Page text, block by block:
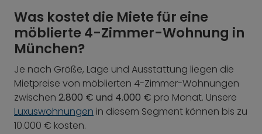
Was kostet die Miete für eine
möblierte 4-Zimmer-Wohnung in
München?
Je nach Größe, Lage und Ausstattung liegen die
Mietpreise von möblierten 4-Zimmer-Wohnungen
zwischen 2.800 € und 4.000 € pro Monat. Unsere
Luxuswohnungen in diesem Segment können bis zu
10.000 € kosten.